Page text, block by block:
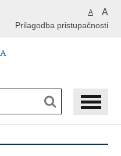
A A
Prilagodba pristupačnosti